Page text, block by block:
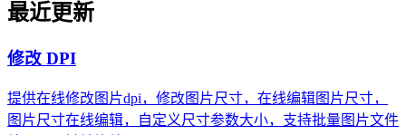
最近更新
修改 DPI
提供在线修改图片dpi，修改图片尺寸，在线编辑图片尺寸，
图片尺寸在线编辑，自定义尺寸参数大小，支持批量图片文件